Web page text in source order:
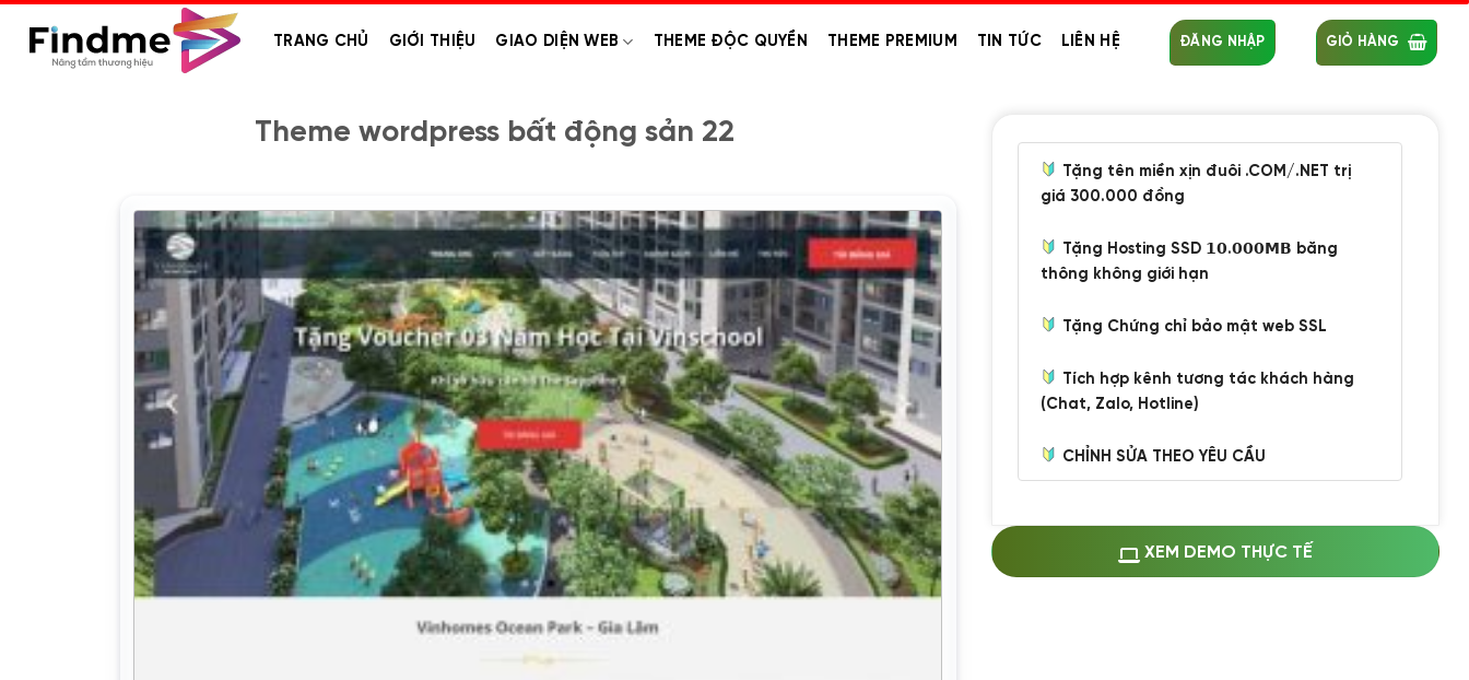
TRANG CHỦ GIỚI THIỆU GIAO DIỆN WEB THEME ĐỘC QUYỀN THEME PREMIUM TIN TỨC LIÊN HỆ ĐĂNG NHẬP GIỎ HÀNG
Theme wordpress bất động sản 22
Tặng tên miền xịn đuôi .COM/.NET trị
giá 300.000 đồng
Tặng Hosting SSD 𝟭𝟬.𝟬𝟬𝟬𝗠𝗕 băng
thông không giới hạn
Tặng Chứng chỉ bảo mật web SSL
Tích hợp kênh tương tác khách hàng
(Chat, Zalo, Hotline)
CHỈNH SỬA THEO YÊU CẦU
Thay logo + thông tin doanh nghiệp
(+100.000 VND)
XEM DEMO THỰC TẾ